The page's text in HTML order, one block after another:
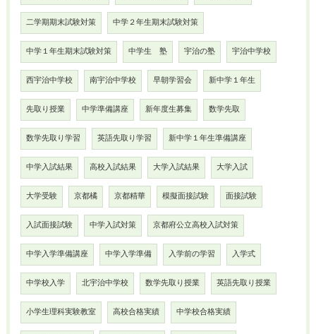
二学期期末試験対策 中学２年生期末試験対策
中学１年生期末試験対策 中学生 塾 宇治の塾 宇治中学校
西宇治中学校 南宇治中学校 早朝学習会 新中学１年生
先取り授業 中学準備講座 新年度生募集 数学先取
数学先取り学習 英語先取り学習 新中学１年生準備講座
中学入試結果 高校入試結果 大学入試結果 大学入試
大学受験 京都橘 京都精華 模擬面接試験 面接試験
入試面接試験 中学入試対策 京都府公立高校入試対策
中学入学準備講座 中学入学準備 入学前の学習 入学式
中学校入学 北宇治中学校 数学先取り授業 英語先取り授業
小学生理科実験教室 高校合格実績 中学校合格実績